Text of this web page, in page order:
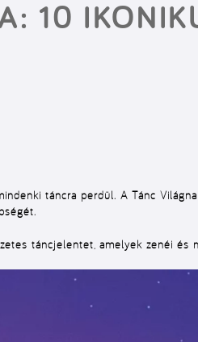
10
táncra perdül. A Tánc
táncjelentet, amelyek zenéi és